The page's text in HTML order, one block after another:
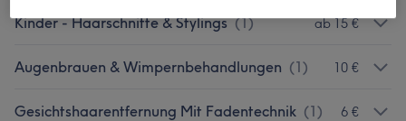
Kinder - Haarschnitte & Stylings (1) ab 15 €
Augenbrauen & Wimpernbehandlungen (1) 10 €
Gesichtshaarentfernung Mit Fadentechnik (1) 6 €